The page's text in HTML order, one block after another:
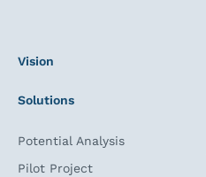
Vision
Solutions
Potential Analysis
Pilot Project